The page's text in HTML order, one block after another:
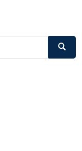
Search